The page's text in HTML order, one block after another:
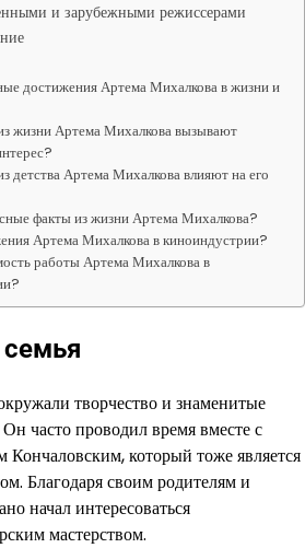
и зарубежными режиссерами
достижения Артема Михалкова в жизни и
жизни Артема Михалкова вызывают
детства Артема Михалкова влияют на его
факты из жизни Артема Михалкова?
Артема Михалкова в киноиндустрии?
работы Артема Михалкова в
творчество и знаменитые
часто проводил время вместе с
который тоже является
Благодаря своим родителям и
начал интересоваться
мастерством.